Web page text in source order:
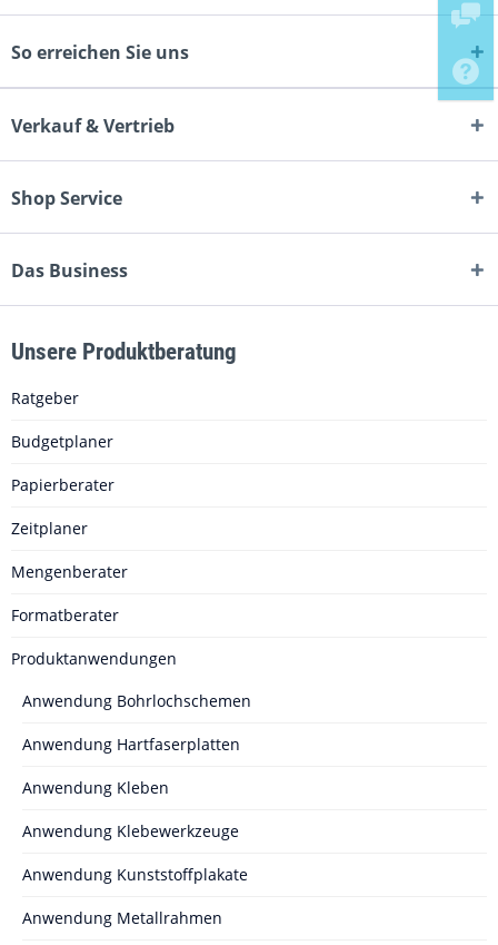
So erreichen Sie uns
Verkauf & Vertrieb
Shop Service
Das Business
Unsere Produktberatung
Ratgeber
Budgetplaner
Papierberater
Zeitplaner
Mengenberater
Formatberater
Produktanwendungen
Anwendung Bohrlochschemen
Anwendung Hartfaserplatten
Anwendung Kleben
Anwendung Klebewerkzeuge
Anwendung Kunststoffplakate
Anwendung Metallrahmen